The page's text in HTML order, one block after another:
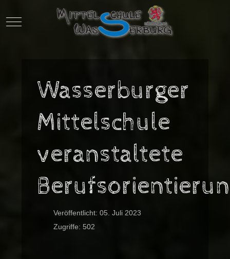
Mobile Menu Toggle
Wasserburger
Mittelschule
veranstaltete
Veröffentlicht: 05. Juli 2023
Zugriffe: 502